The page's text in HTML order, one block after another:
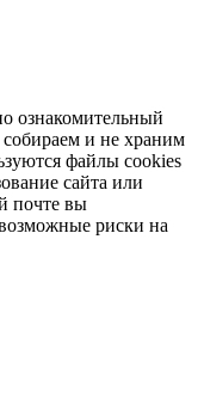
ознакомительный
и не храним
файлы cookies
сайта или
почте вы
риски на